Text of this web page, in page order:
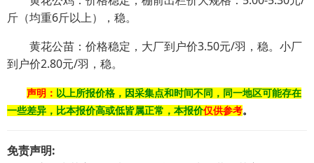
斤（均重6斤以上），稳。
黄花公苗：价格稳定，大厂到户价3.50元/羽，稳。小厂
到户价2.80元/羽，稳。
声明： 以上所报价格，因采集点和时间不同，同一地区可能存在
一些差异，比本报价高或低皆属正常，本报价仅供参考。
免责声明: